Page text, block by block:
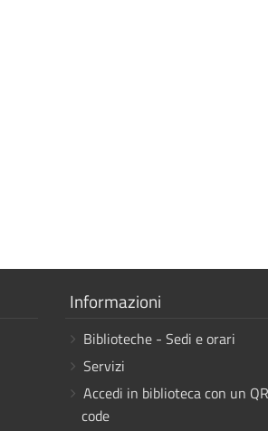
Mostra
link
Informazioni
Biblioteche - Sedi e orari
Servizi
Accedi in biblioteca con un
code